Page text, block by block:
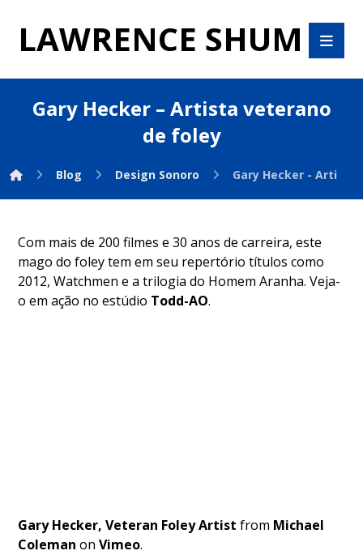
LAWRENCE SHUM
Gary Hecker – Artista veterano
de foley
Blog Design Sonoro Gary Hecker -
Com mais de 200 filmes e 30 anos de carreira, este
mago do foley tem em seu repertório títulos como
2012, Watchmen e a trilogia do Homem Aranha. Veja-
o em ação no estúdio Todd-AO.
Gary Hecker, Veteran Foley Artist from Michael
Coleman onVimeo.